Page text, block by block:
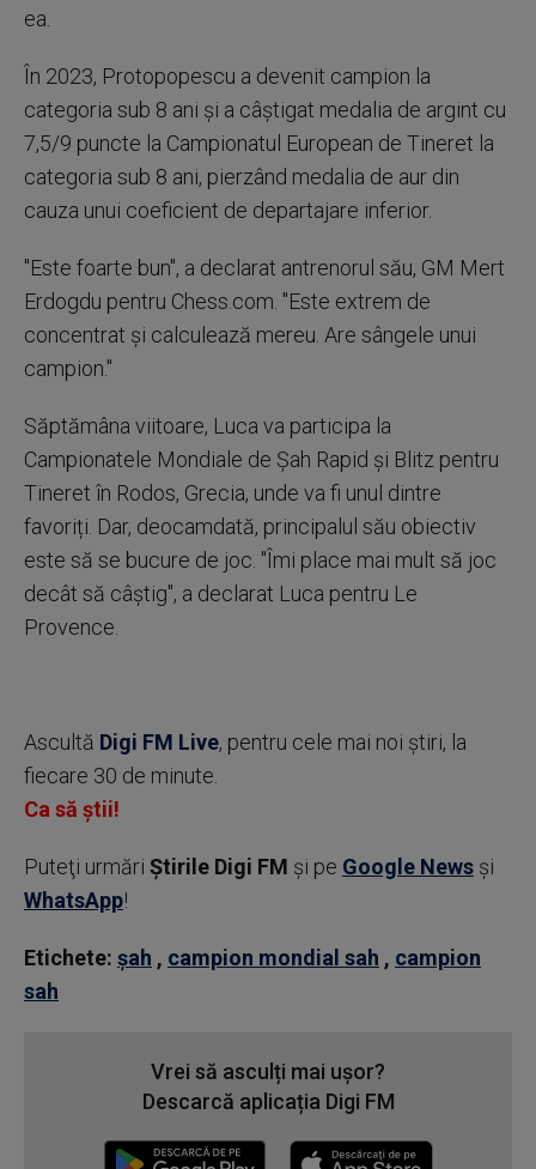
ea.
În 2023, Protopopescu a devenit campion la
categoria sub 8 ani și a câștigat medalia de argint cu
7,5/9 puncte la Campionatul European de Tineret la
categoria sub 8 ani, pierzând medalia de aur din
cauza unui coeficient de departajare inferior.
"Este foarte bun", a declarat antrenorul său, GM Mert
Erdogdu pentru Chess.com. "Este extrem de
concentrat și calculează mereu. Are sângele unui
campion."
Săptămâna viitoare, Luca va participa la
Campionatele Mondiale de Șah Rapid și Blitz pentru
Tineret în Rodos, Grecia, unde va fi unul dintre
favoriți. Dar, deocamdată, principalul său obiectiv
este să se bucure de joc. "Îmi place mai mult să joc
decât să câștig", a declarat Luca pentru Le
Provence.
Ascultă Digi FM Live, pentru cele mai noi știri, la
fiecare 30 de minute.
Ca să știi!
Puteţi urmări Știrile Digi FM şi pe Google News şi
WhatsApp!
Etichete: șah , campion mondial sah , campion
sah
Vrei să asculți mai ușor?
Descarcă aplicația Digi FM